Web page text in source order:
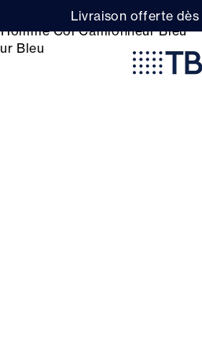
Livraison offerte